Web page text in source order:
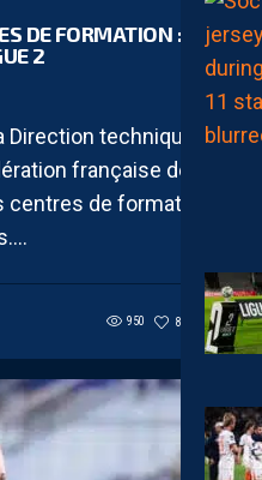
DE FORMATION : LE
2
technique
française de
centres de formation
950 80 6